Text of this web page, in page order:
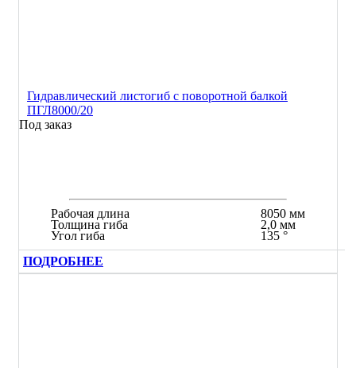
Гидравлический листогиб с поворотной балкой
ПГЛ8000/20
Под заказ
Рабочая длина
Толщина гиба
Угол гиба
8050 мм
2,0 мм
135 °
ПОДРОБНЕЕ